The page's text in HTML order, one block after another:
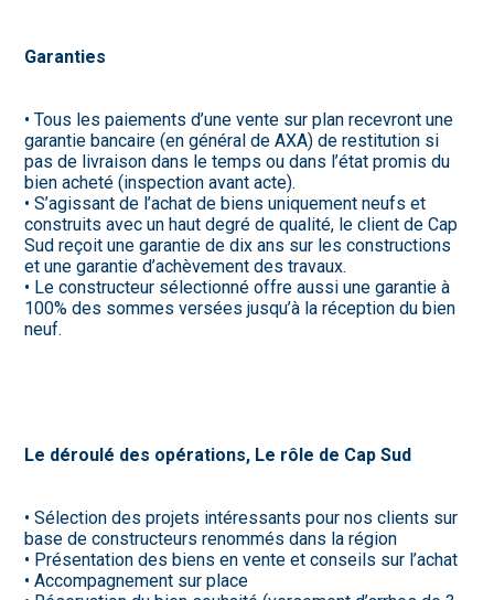
Garanties
• Tous les paiements d’une vente sur plan recevront une
garantie bancaire (en général de AXA) de restitution si
pas de livraison dans le temps ou dans l’état promis du
bien acheté (inspection avant acte).
• S’agissant de l’achat de biens uniquement neufs et
construits avec un haut degré de qualité, le client de Cap
Sud reçoit une garantie de dix ans sur les constructions
et une garantie d’achèvement des travaux.
• Le constructeur sélectionné offre aussi une garantie à
100% des sommes versées jusqu’à la réception du bien
neuf.
Le déroulé des opérations, Le rôle de Cap Sud
• Sélection des projets intéressants pour nos clients sur
base de constructeurs renommés dans la région
• Présentation des biens en vente et conseils sur l’achat
• Accompagnement sur place